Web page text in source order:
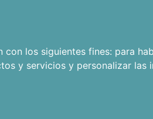
los siguientes fines: para
y servicios y personalizar las